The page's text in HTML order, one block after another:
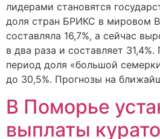
лидерами становятся
доля стран БРИКС в мировом
составляла 16,7%, а сейчас
в два раза и составляет
период доля «большой
до 30,5%. Прогнозы на
В Поморье
выплаты